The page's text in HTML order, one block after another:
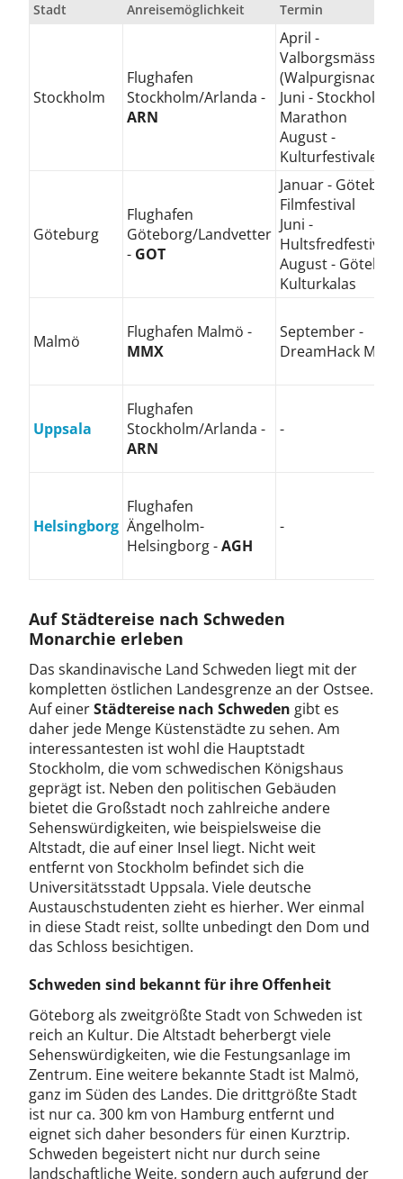
Stadt Anreisemöglichkeit Termin
Stockholm
Flughafen
Stockholm/Arlanda -
ARN
April -
(Walpurgisnacht
Juni - Stockholm
Marathon
August -
Kulturfestivalen
Göteburg
Flughafen
Göteborg/Landvetter
- GOT
Januar - Göteborg
Filmfestival
Juni -
Hultsfredfestival
August -
Kulturkalas
Malmö
Flughafen Malmö -
MMX
September -
DreamHack
Uppsala
Flughafen
Stockholm/Arlanda -
ARN
-
Helsingborg
Flughafen
Ängelholm-
Helsingborg -AGH
-
Auf Städtereise nach Schweden
Monarchie erleben
Das skandinavische Land Schweden liegt mit der
kompletten östlichen Landesgrenze an der Ostsee.
Auf einerStädtereise nach Schweden gibt es
daher jede Menge Küstenstädte zu sehen. Am
interessantesten ist wohl die Hauptstadt
Stockholm, die vom schwedischen Königshaus
geprägt ist. Neben den politischen Gebäuden
bietet die Großstadt noch zahlreiche andere
Sehenswürdigkeiten, wie beispielsweise die
Altstadt, die auf einer Insel liegt. Nicht weit
entfernt von Stockholm befindet sich die
Universitätsstadt Uppsala. Viele deutsche
Austauschstudenten zieht es hierher. Wer einmal
in diese Stadt reist, sollte unbedingt den Dom und
das Schloss besichtigen.
Schweden sind bekannt für ihre Offenheit
Göteborg als zweitgrößte Stadt von Schweden ist
reich an Kultur. Die Altstadt beherbergt viele
Sehenswürdigkeiten, wie die Festungsanlage im
Zentrum. Eine weitere bekannte Stadt ist Malmö,
ganz im Süden des Landes. Die drittgrößte Stadt
ist nur ca. 300 km von Hamburg entfernt und
eignet sich daher besonders für einen Kurztrip.
Schweden begeistert nicht nur durch seine
landschaftliche Weite, sondern auch aufgrund der